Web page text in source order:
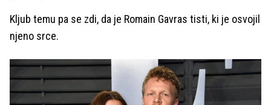
Kljub temu pa se zdi, da je Romain Gavras tisti, ki je osvojil
njeno srce.